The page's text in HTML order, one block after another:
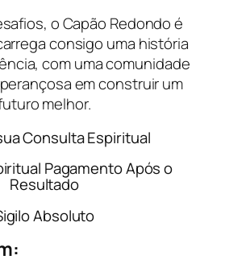
o Capão Redondo é
consigo uma história
com uma comunidade
em construir um
melhor.
Consulta Espiritual
Pagamento Após o
Resultado
Absoluto